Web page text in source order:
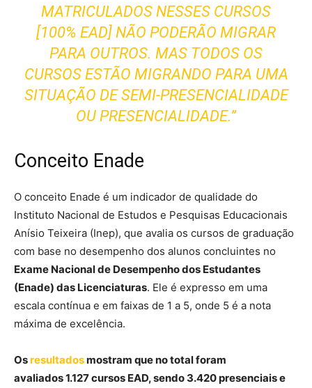
MATRICULADOS NESSES CURSOS
[100% EAD] NÃO PODERÃO MIGRAR
PARA OUTROS. MAS TODOS OS
CURSOS ESTÃO MIGRANDO PARA UMA
SITUAÇÃO DE SEMI-PRESENCIALIDADE
OU PRESENCIALIDADE.”
Conceito Enade
O conceito Enade é um indicador de qualidade do
Instituto Nacional de Estudos e Pesquisas Educacionais
Anísio Teixeira (Inep), que avalia os cursos de graduação
com base no desempenho dos alunos concluintes no
Exame Nacional de Desempenho dos Estudantes
(Enade) das Licenciaturas. Ele é expresso em uma
escala contínua e em faixas de 1 a 5, onde 5 é a nota
máxima de excelência.
Osresultadosmostram que no total foram
avaliados 1.127 cursos EAD, sendo 3.420 presenciais e